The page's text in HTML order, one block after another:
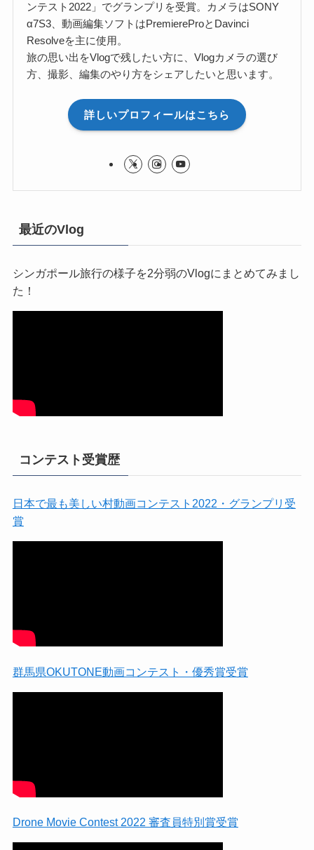
ンテスト2022」でグランプリを受賞。カメラはSONY
α7S3、動画編集ソフトはPremiereProとDavinci
Resolveを主に使用。
旅の思い出をVlogで残したい方に、Vlogカメラの選び
方、撮影、編集のやり方をシェアしたいと思います。
詳しいプロフィールはこちら
最近のVlog
シンガポール旅行の様子を2分弱のVlogにまとめてみまし
た！
コンテスト受賞歴
日本で最も美しい村動画コンテスト2022・グランプリ受
賞
群馬県OKUTONE動画コンテスト・優秀賞受賞
Drone Movie Contest 2022 審査員特別賞受賞